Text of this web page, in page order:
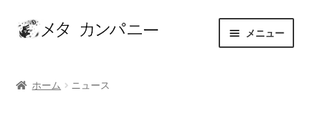
ナ
ビ
ー
コ
ン
ン
メニュー
ホーム ニュース